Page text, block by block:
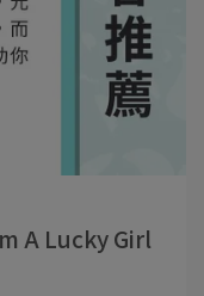
A Lucky Girl